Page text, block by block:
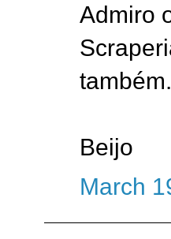
Admiro
Beijo
March